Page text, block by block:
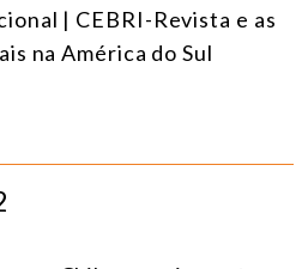
| CEBRI-Revista e as
na América do Sul